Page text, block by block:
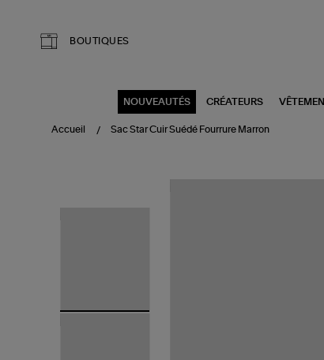
BOUTIQUES
NOUVEAUTÉS CRÉATEURS
Accueil Sac Star Cuir Suédé Fourrure Marron